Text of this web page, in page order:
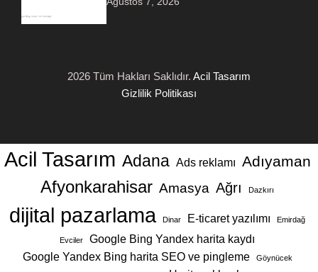
2026 Tüm Hakları Saklıdır. Acil Tasarım
Gizlilik Politikası
Acil Tasarım Adana Ads reklamı Adıyaman
Afyonkarahisar Amasya Ağrı Dazkırı
dijital pazarlama Dinar E-ticaret yazılımı Emirdağ
Evciler
Google Bing Yandex harita kaydı
Google Yandex Bing harita SEO ve pingleme
Göynücek